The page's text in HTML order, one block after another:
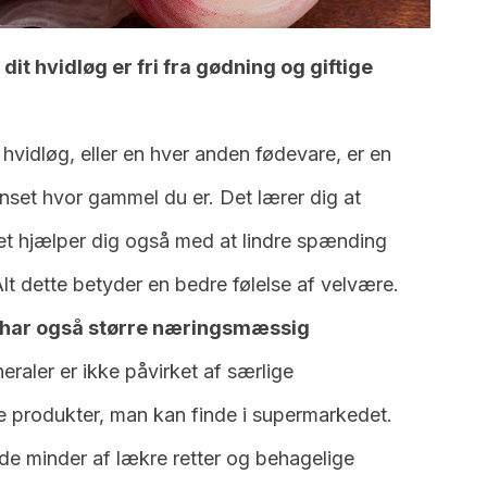
dit hvidløg er fri fra gødning og giftige
eller en hver anden fødevare, er en
hvor gammel du er. Det lærer dig at
hjælper dig også med at lindre spænding
dette betyder en bedre følelse af velvære.
også større næringsmæssig
er ikke påvirket af særlige
produkter, man kan finde i supermarkedet.
minder af lækre retter og behagelige